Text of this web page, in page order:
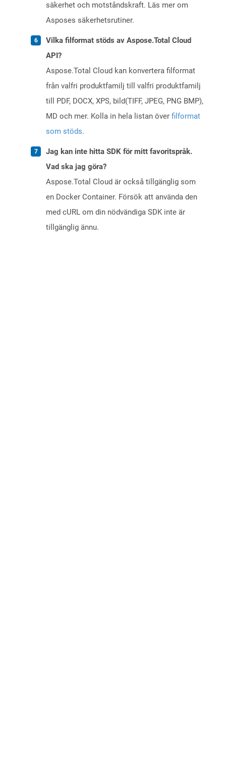
säkerhet och motståndskraft. Läs mer om
Asposes säkerhetsrutiner.
Vilka filformat stöds av Aspose.Total Cloud
API?
Aspose.Total Cloud kan konvertera filformat
från valfri produktfamilj till valfri produktfamilj
till PDF, DOCX, XPS, bild(TIFF, JPEG, PNG BMP),
MD och mer. Kolla in hela listan över filformat
som stöds.
Jag kan inte hitta SDK för mitt favoritspråk.
Vad ska jag göra?
Aspose.Total Cloud är också tillgänglig som
en Docker Container. Försök att använda den
med cURL om din nödvändiga SDK inte är
tillgänglig ännu.